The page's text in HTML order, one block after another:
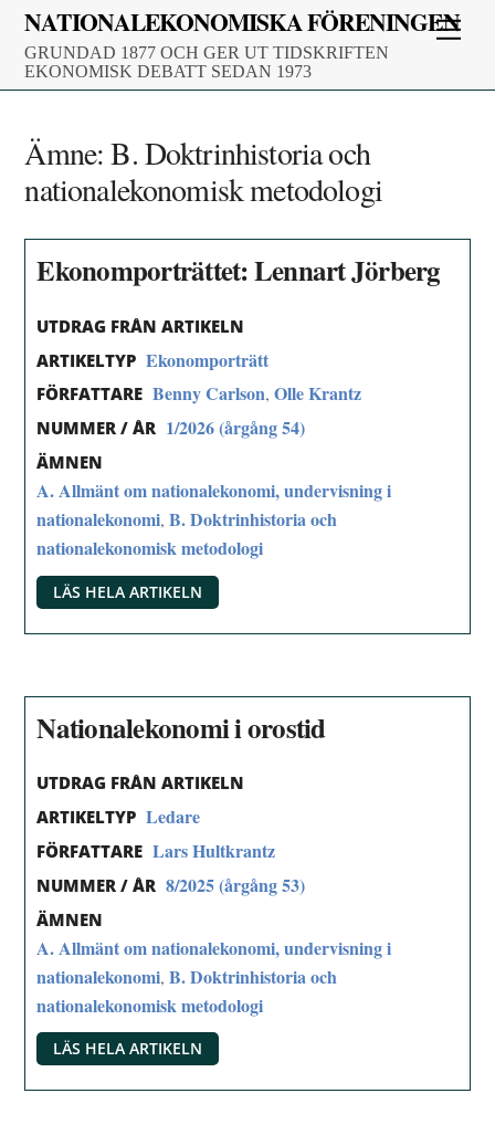
Skip
content
NATIONALEKONOMISKA FÖRENINGEN
GRUNDAD 1877 OCH GER UT TIDSKRIFTEN
EKONOMISK DEBATT SEDAN 1973
Ämne:B. Doktrinhistoria och
nationalekonomisk metodologi
Ekonomporträttet: Lennart Jörberg
UTDRAG FRÅN ARTIKELN
ARTIKELTYP Ekonomporträtt
FÖRFATTARE Benny Carlson,Olle Krantz
NUMMER / ÅR 1/2026 (årgång 54)
ÄMNEN
A. Allmänt om nationalekonomi, undervisning i
nationalekonomi,B. Doktrinhistoria och
nationalekonomisk metodologi
LÄS HELA ARTIKELN
Nationalekonomi i orostid
UTDRAG FRÅN ARTIKELN
ARTIKELTYP Ledare
FÖRFATTARE Lars Hultkrantz
NUMMER / ÅR 8/2025 (årgång 53)
ÄMNEN
A. Allmänt om nationalekonomi, undervisning i
nationalekonomi,B. Doktrinhistoria och
nationalekonomisk metodologi
LÄS HELA ARTIKELN